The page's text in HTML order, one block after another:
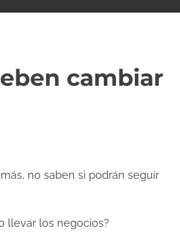
cambiar
no saben si podrán seguir
llevar los negocios?